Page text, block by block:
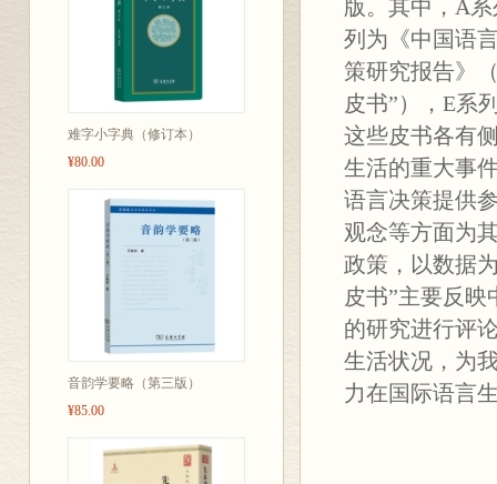
难字小字典（修订本）
¥80.00
音韵学要略（第三版）
¥85.00
版。其中，A
列为《中国语
策研究报告》
皮书”），E系
这些皮书各有
生活的重大事
语言决策提供
观念等方面为
政策，以数据
皮书”主要反
的研究进行评
生活状况，为
力在国际语言